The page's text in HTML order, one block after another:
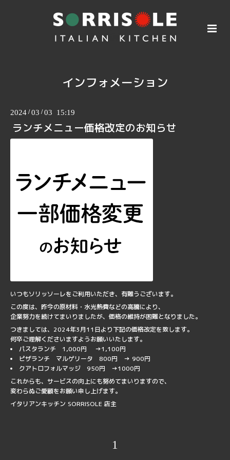
インフォメーション
2024 /03 /03 15:19
ランチメニュー価格改定のお知らせ
いつもソリッソーレをご利用いただき、有難うございます。
この度は、昨今の原材料・水光熱費などの高騰により、
企業努力を続けてまいりましたが、価格の維持が困難となりました。
つきましては、2024年3月11日より下記の価格改定を致します。
何卒ご理解くださいますようお願いいたします。
パスタランチ 1,000円 →1,100円
ピザランチ マルゲリータ 800円 → 900円
クアトロフォルマッジ 950円 →1000円
これからも、サービスの向上にも努めてまいりますので、
変わらぬご愛顧をお願い申し上げます。
イタリアンキッチン SORRISOLE 店主
1